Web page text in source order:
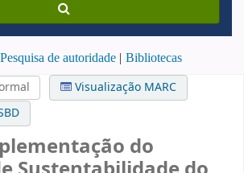
Pesquisa de autoridade Bibliotecas
Visualização MARC
do